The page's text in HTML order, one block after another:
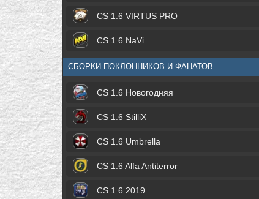
CS 1.6 VIRTUS PRO
CS 1.6 NaVi
СБОРКИ ПОКЛОННИКОВ И ФАНАТОВ
CS 1.6 Новогодняя
CS 1.6 StilliX
CS 1.6 Umbrella
CS 1.6 Alfa Antiterror
CS 1.6 2019